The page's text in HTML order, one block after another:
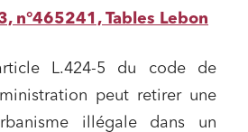
n°465241, Tables Lebon
L.424-5 du code de
peut retirer une
illégale dans un